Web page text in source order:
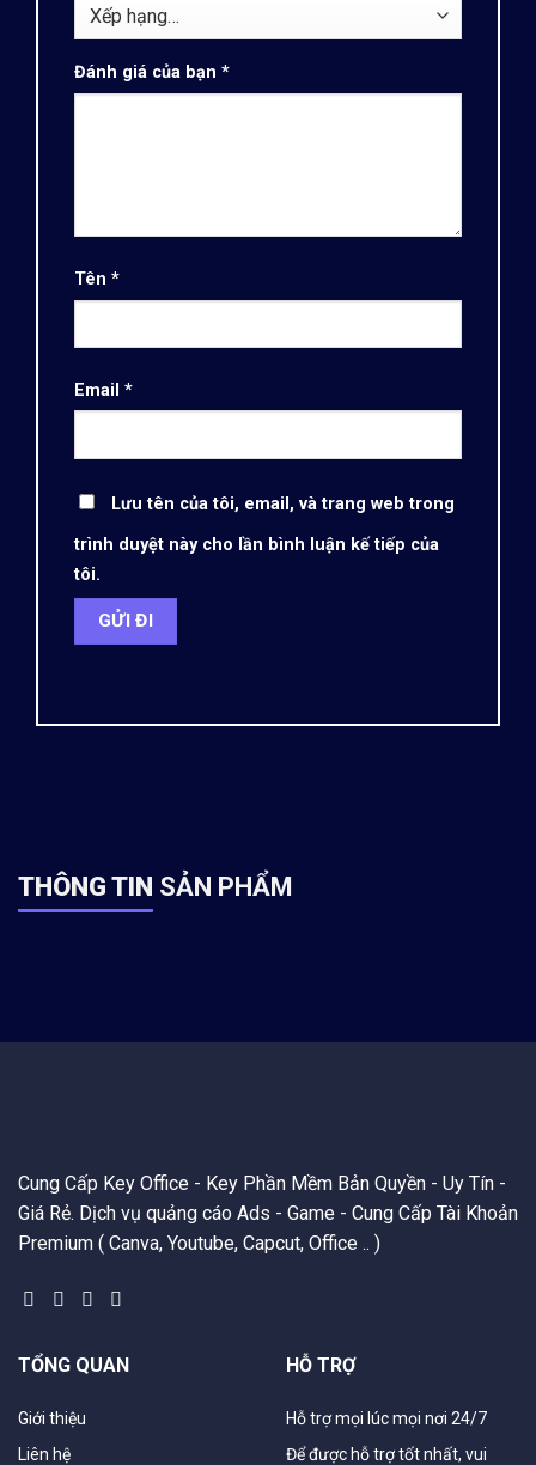
Đánh giá của bạn *
Tên *
Email *
Lưu tên của tôi, email, và trang web trong
trình duyệt này cho lần bình luận kế tiếp của
tôi.
THÔNG TIN SẢN PHẨM
Cung Cấp Key Office - Key Phần Mềm Bản Quyền - Uy Tín -
Giá Rẻ. Dịch vụ quảng cáo Ads - Game - Cung Cấp Tài Khoản
Premium ( Canva, Youtube, Capcut, Office .. )
TỔNG QUAN
Giới thiệu
Liên hệ
HỖ TRỢ
Hỗ trợ mọi lúc mọi nơi 24/7
Để được hỗ trợ tốt nhất, vui